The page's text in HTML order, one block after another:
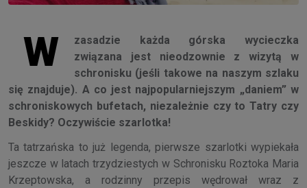
W
zasadzie każda górska wycieczka
związana jest nieodzownie z wizytą w
schronisku (jeśli takowe na naszym szlaku
się znajduje). A co jest najpopularniejszym „daniem” w
schroniskowych bufetach, niezależnie czy to Tatry czy
Beskidy? Oczywiście szarlotka!
Ta tatrzańska to już legenda, pierwsze szarlotki wypiekała
jeszcze w latach trzydziestych w Schronisku Roztoka Maria
Krzeptowska, a rodzinny przepis wędrował wraz z